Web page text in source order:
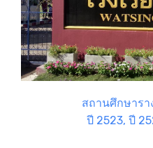
สถานศึกษาร
ปี 2523, ปี